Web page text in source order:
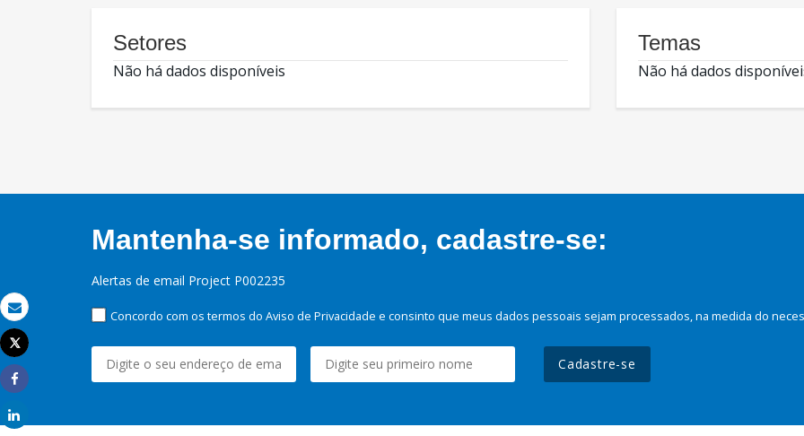
Email
Imprimir
Tweet
Share
Setores
Não há dados disponíveis
Temas
Não há dados
Mantenha-se informado, cadastre-se:
Alertas de email Project P002235
Concordo com os termos do Aviso de Privacidade e consinto que meus dados pessoais sejam processados, na medida do
Cadastre-se